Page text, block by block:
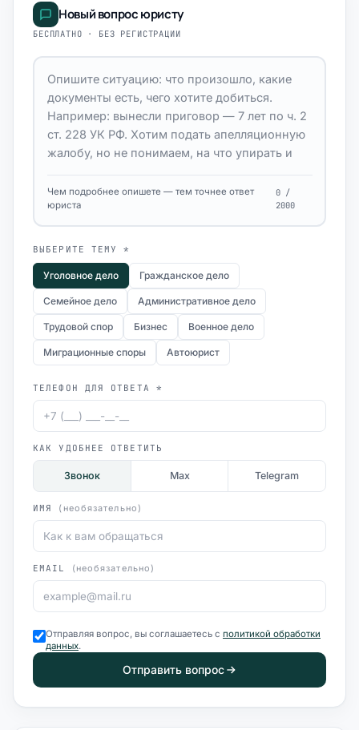
Новый вопрос юристу
БЕСПЛАТНО · БЕЗ РЕГИСТРАЦИИ
Чем подробнее опишете — тем точнее ответ
юриста
0 /
2000
ВЫБЕРИТЕ ТЕМУ *
Уголовное дело Гражданское дело
Семейное дело Административное дело
Трудовой спор Бизнес Военное дело
Миграционные споры Автоюрист
ТЕЛЕФОН ДЛЯ ОТВЕТА *
КАК УДОБНЕЕ ОТВЕТИТЬ
Звонок Max Telegram
ИМЯ (необязательно)
EMAIL (необязательно)
Отправляя вопрос, вы соглашаетесь с политикой обработки
данных.
Отправить вопрос